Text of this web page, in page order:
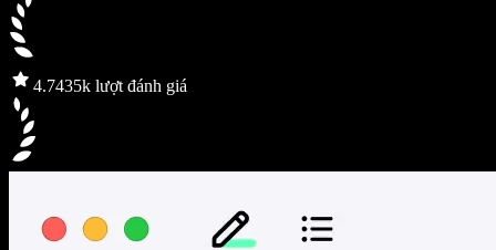
4.7435k lượt đánh giá